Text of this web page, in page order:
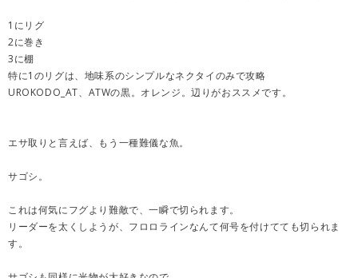
1にリグ
2に巻き
3に棚
特に1のリグは、地味系のシンプルなネクタイのみで攻略
UROKODO_AT、ATWの黒。オレンジ。辺りがおススメです。
エサ取りと言えば、もう一種難儀な魚。
サゴシ。
これは何気にフグより難敵で、一瞬で切られます。
リーダーを太くしようが、フロロラインなんて何号を付けてても切られま
す。